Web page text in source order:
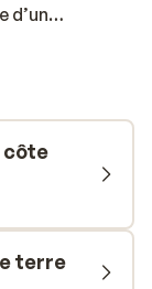
d’un
la ville sont
Avec la
amateurs de
piscine,
vous pourrez
sympathique
long du séjour.
côte
terre